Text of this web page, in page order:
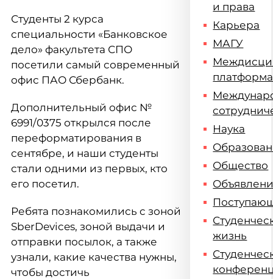
Студенты 2 курса
специальности «Банковское
дело» факультета СПО
посетили самый современный
офис ПАО Сбербанк.
Дополнительный офис №
6991/0375 открылся после
переформатирования в
сентябре, и наши студенты
стали одними из первых, кто
его посетил.
Ребята познакомились c зоной
SberDevices, зоной выдачи и
отправки посылок, а также
узнали, какие качества нужны,
чтобы достичь
и права
Карьера
МАГУ
платформа
Наука
Общество
жизнь